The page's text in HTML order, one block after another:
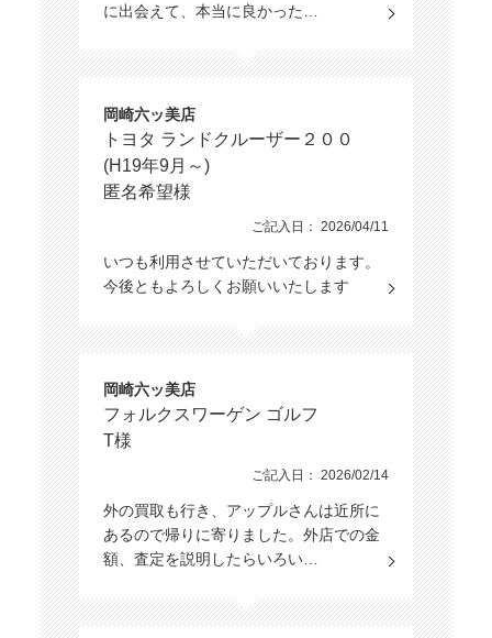
に出会えて、本当に良かった…
岡崎六ッ美店
トヨタ ランドクルーザー２００
(H19年9月～)
匿名希望様
ご記入日： 2026/04/11
いつも利用させていただいております。
今後ともよろしくお願いいたします
岡崎六ッ美店
フォルクスワーゲン ゴルフ
T様
ご記入日： 2026/02/14
外の買取も行き、アップルさんは近所に
あるので帰りに寄りました。外店での金
額、査定を説明したらいろい…